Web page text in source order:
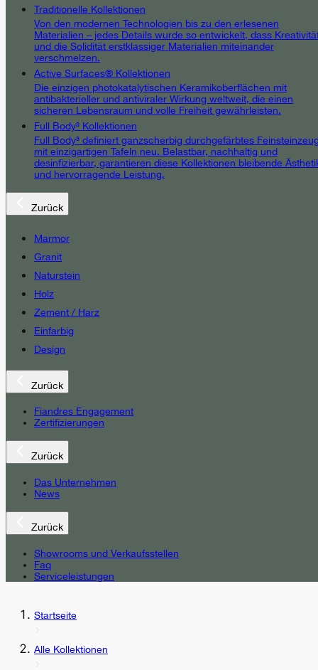
Traditionelle Kollektionen
Von den modernen Technologien bis zu den erlesenen
Materialien – jedes Details wurde so entwickelt, dass
und die Solidität erstklassiger Materialien miteinander
verschmelzen.
Active Surfaces® Kollektionen
Die einzigen photokatalytischen Keramikoberflächen mit
antibakterieller und antiviraler Wirkung weltweit, die einen
sicheren Lebensraum und volle Freiheit gewährleisten.
Full Body³ Kollektionen
Full Body³ definiert ganzscherbig durchgefärbtes
mit einzigartigen Tafeln neu. Belastbar, nachhaltig und
desinfizierbar, garantieren diese Kollektionen bleibende
und hervorragende Leistung.
Zurück
Marmor
Granit
Naturstein
Holz
Zement / Harz
Einfarbig
Design
Zurück
Fiandres Engagement
Zertifizierungen
Zurück
Das Unternehmen
News
Zurück
Showrooms und Verkaufsstellen
Faq
Serviceleistungen
Startseite
Alle Kollektionen